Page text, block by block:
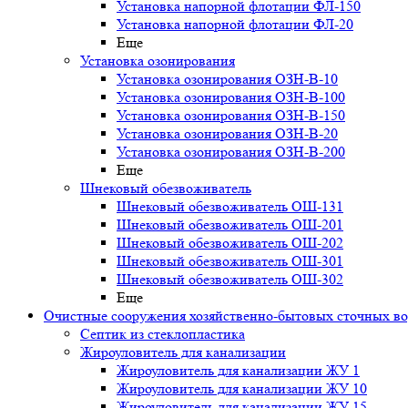
Установка напорной флотации ФЛ-150
Установка напорной флотации ФЛ-20
Еще
Установка озонирования
Установка озонирования ОЗН-В-10
Установка озонирования ОЗН-В-100
Установка озонирования ОЗН-В-150
Установка озонирования ОЗН-В-20
Установка озонирования ОЗН-В-200
Еще
Шнековый обезвоживатель
Шнековый обезвоживатель ОШ-131
Шнековый обезвоживатель ОШ-201
Шнековый обезвоживатель ОШ-202
Шнековый обезвоживатель ОШ-301
Шнековый обезвоживатель ОШ-302
Еще
Очистные сооружения хозяйственно-бытовых сточных
Септик из стеклопластика
Жироуловитель для канализации
Жироуловитель для канализации ЖУ 1
Жироуловитель для канализации ЖУ 10